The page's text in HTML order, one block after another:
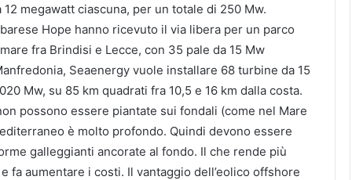
megawatt ciascuna, per un totale di 250 Mw.
barese Hope hanno ricevuto il via libera per un parco
fra Brindisi e Lecce, con 35 pale da 15 Mw
Seaenergy vuole installare 68 turbine da 15
Mw, su 85 km quadrati fra 10,5 e 16 km dalla costa.
possono essere piantate sui fondali (come nel Mare
è molto profondo. Quindi devono essere
galleggianti ancorate al fondo. Il che rende più
fa aumentare i costi. Il vantaggio dell’eolico offshore